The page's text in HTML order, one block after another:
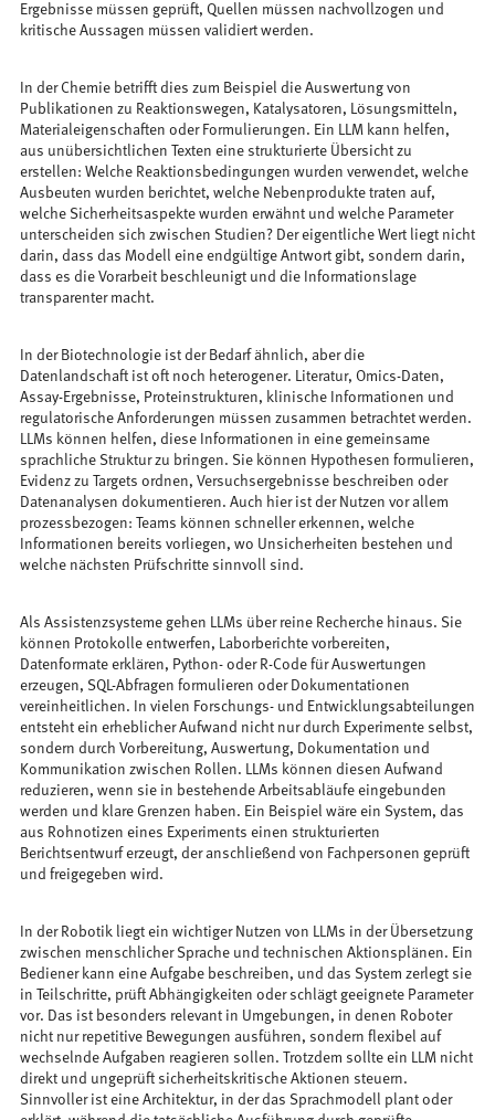
Ergebnisse müssen geprüft, Quellen müssen nachvollzogen und
kritische Aussagen müssen validiert werden.
In der Chemie betrifft dies zum Beispiel die Auswertung von
Publikationen zu Reaktionswegen, Katalysatoren, Lösungsmitteln,
Materialeigenschaften oder Formulierungen. Ein LLM kann helfen,
aus unübersichtlichen Texten eine strukturierte Übersicht zu
erstellen: Welche Reaktionsbedingungen wurden verwendet, welche
Ausbeuten wurden berichtet, welche Nebenprodukte traten auf,
welche Sicherheitsaspekte wurden erwähnt und welche Parameter
unterscheiden sich zwischen Studien? Der eigentliche Wert liegt nicht
darin, dass das Modell eine endgültige Antwort gibt, sondern darin,
dass es die Vorarbeit beschleunigt und die Informationslage
transparenter macht.
In der Biotechnologie ist der Bedarf ähnlich, aber die
Datenlandschaft ist oft noch heterogener. Literatur, Omics-Daten,
Assay-Ergebnisse, Proteinstrukturen, klinische Informationen und
regulatorische Anforderungen müssen zusammen betrachtet werden.
LLMs können helfen, diese Informationen in eine gemeinsame
sprachliche Struktur zu bringen. Sie können Hypothesen formulieren,
Evidenz zu Targets ordnen, Versuchsergebnisse beschreiben oder
Datenanalysen dokumentieren. Auch hier ist der Nutzen vor allem
prozessbezogen: Teams können schneller erkennen, welche
Informationen bereits vorliegen, wo Unsicherheiten bestehen und
welche nächsten Prüfschritte sinnvoll sind.
Als Assistenzsysteme gehen LLMs über reine Recherche hinaus. Sie
können Protokolle entwerfen, Laborberichte vorbereiten,
Datenformate erklären, Python- oder R-Code für Auswertungen
erzeugen, SQL-Abfragen formulieren oder Dokumentationen
vereinheitlichen. In vielen Forschungs- und Entwicklungsabteilungen
entsteht ein erheblicher Aufwand nicht nur durch Experimente selbst,
sondern durch Vorbereitung, Auswertung, Dokumentation und
Kommunikation zwischen Rollen. LLMs können diesen Aufwand
reduzieren, wenn sie in bestehende Arbeitsabläufe eingebunden
werden und klare Grenzen haben. Ein Beispiel wäre ein System, das
aus Rohnotizen eines Experiments einen strukturierten
Berichtsentwurf erzeugt, der anschließend von Fachpersonen geprüft
und freigegeben wird.
In der Robotik liegt ein wichtiger Nutzen von LLMs in der Übersetzung
zwischen menschlicher Sprache und technischen Aktionsplänen. Ein
Bediener kann eine Aufgabe beschreiben, und das System zerlegt sie
in Teilschritte, prüft Abhängigkeiten oder schlägt geeignete Parameter
vor. Das ist besonders relevant in Umgebungen, in denen Roboter
nicht nur repetitive Bewegungen ausführen, sondern flexibel auf
wechselnde Aufgaben reagieren sollen. Trotzdem sollte ein LLM nicht
direkt und ungeprüft sicherheitskritische Aktionen steuern.
Sinnvoller ist eine Architektur, in der das Sprachmodell plant oder